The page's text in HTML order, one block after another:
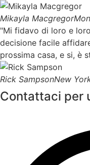
Mikayla Macgregor
"Mi fidavo di loro e
decisione facile
prossima casa, e si, è
Rick SampsonNew
Contattaci per